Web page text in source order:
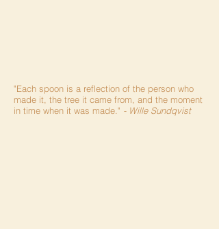
"Each spoon is a reflection of the person who
made it, the tree it came from, and the moment
in time when it was made." - Wille Sundqvist